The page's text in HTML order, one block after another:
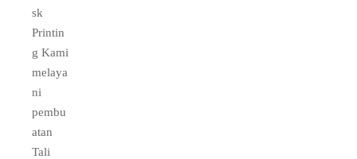
sk
Printin
g Kami
melaya
ni
pembu
atan
Tali